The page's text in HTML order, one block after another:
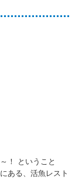
！ ということ
ある、活魚レスト